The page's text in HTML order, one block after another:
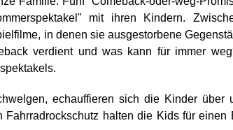
mit ihren Kindern.
in denen sie ausgestorbene
verdient und was kann für immer
echauffieren sich die Kinder über
halten die Kids für einen